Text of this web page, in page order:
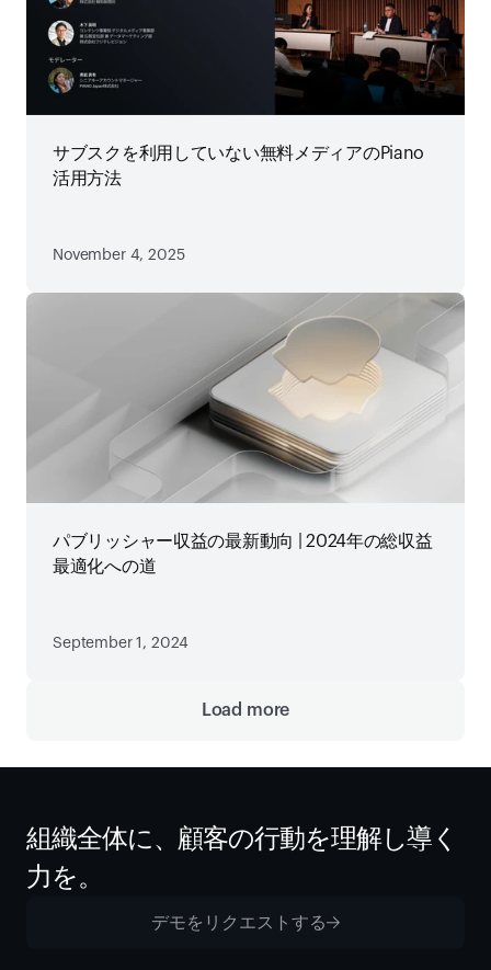
サブスクを利用していない無料メディアのPiano
活用方法
November 4, 2025
パブリッシャー収益の最新動向 | 2024年の総収益
最適化への道
September 1, 2024
Load more
組織全体に、顧客の行動を理解し導く
力を。
デモをリクエストする